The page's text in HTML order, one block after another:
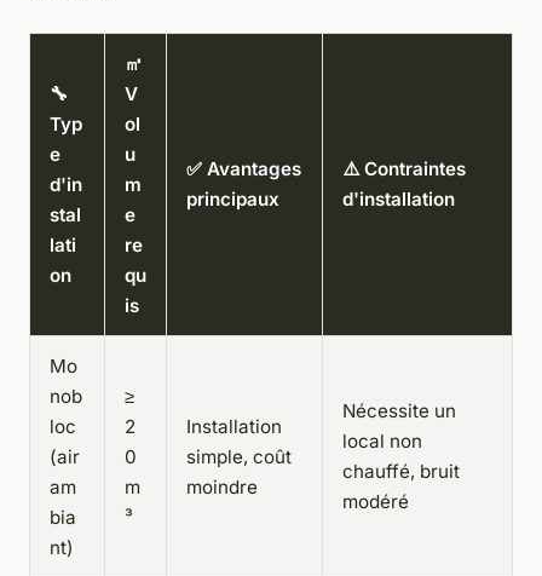
🔧
Typ
e
d'in
stal
lati
on
㎥
V
ol
u
m
e
re
qu
is
✅ Avantages
principaux
⚠️ Contraintes
d'installation
Mo
nob
loc
(air
am
bia
nt)
≥
2
0
m
³
Installation
simple, coût
moindre
Nécessite un
local non
chauffé, bruit
modéré